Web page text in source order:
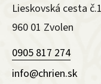
Lieskovská cesta
960 01 Zvolen
0905 817 274
info@chrien.sk